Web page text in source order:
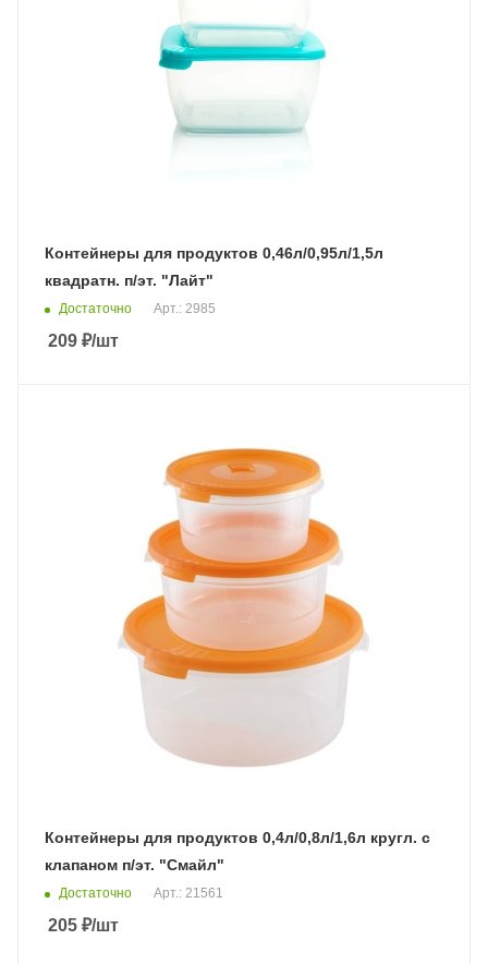
Контейнеры для продуктов 0,46л/0,95л/1,5л
квадратн. п/эт. "Лайт"
Достаточно Арт.: 2985
209 ₽/шт
Контейнеры для продуктов 0,4л/0,8л/1,6л кругл. с
клапаном п/эт. "Смайл"
Достаточно Арт.: 21561
205 ₽/шт